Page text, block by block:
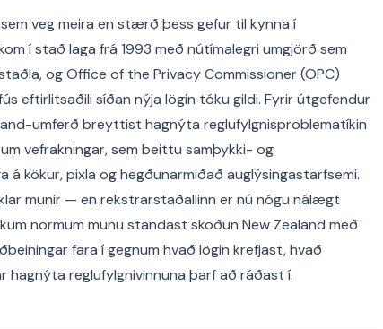
veg meira en stærð þess gefur til kynna í
í stað laga frá 1993 með nútímalegri umgjörð sem
og Office of the Privacy Commissioner (OPC)
eftirlitsaðili síðan nýja lögin tóku gildi. Fyrir útgefendur
umferð breyttist hagnýta reglufylgnisproblematíkin
vefrakningar, sem beittu samþykki- og
á kökur, pixla og hegðunarmiðað auglýsingastarfsemi.
munir — en rekstrarstaðallinn er nú nógu nálægt
normum munu standast skoðun New Zealand með
fara í gegnum hvað lögin krefjast, hvað
reglufylgnivinnuna þarf að ráðast í.